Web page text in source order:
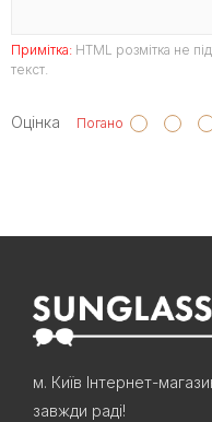
Примітка: HTML розмітка не
текст.
Оцінка Погано
м. Київ Інтернет-
завжди раді!